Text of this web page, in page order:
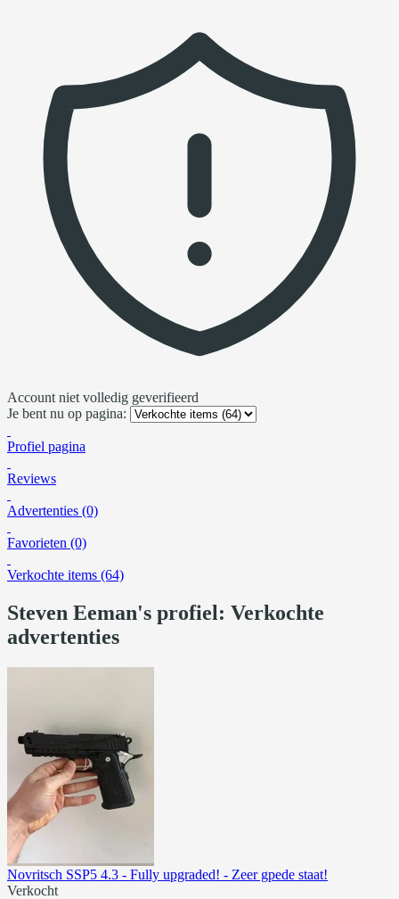
Account niet volledig geverifieerd
Je bent nu op pagina:
Profiel pagina
Reviews
Advertenties (0)
Favorieten (0)
Verkochte items (64)
Steven Eeman's profiel: Verkochte
advertenties
Novritsch SSP5 4.3 - Fully upgraded! - Zeer gpede staat!
Verkocht